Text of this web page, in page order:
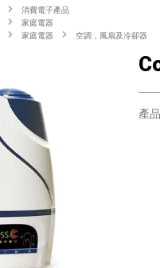
消費電子產品
家庭電器
家庭電器 空調，風扇及冷卻器
產